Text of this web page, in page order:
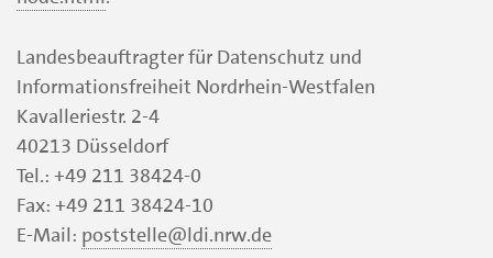
Landesbeauftragter für Datenschutz und
Informationsfreiheit Nordrhein-Westfalen
Kavalleriestr. 2-4
40213 Düsseldorf
Tel.: +49 211 38424-0
Fax: +49 211 38424-10
E-Mail: poststelle@ldi.nrw.de